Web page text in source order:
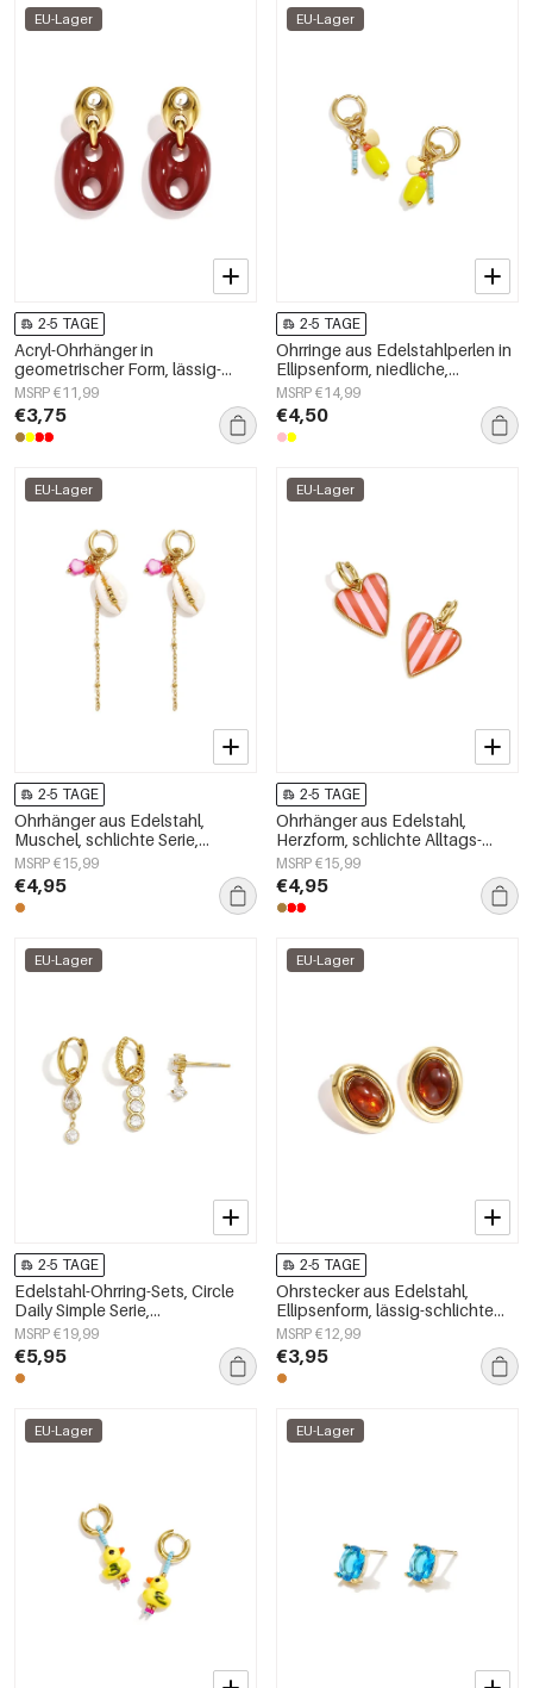
EU-Lager
2-5 TAGE
Acryl-Ohrhänger in
geometrischer Form, lässig-
schlichte Serie, Damenschmuck
MSRP €11,99
€3,75
EU-Lager
2-5 TAGE
Ohrringe aus Edelstahlperlen in
Ellipsenform, niedliche,
schlichte Alltags-Serie,
Damenschmuck
MSRP €14,99
€4,50
EU-Lager
2-5 TAGE
Ohrhänger aus Edelstahl,
Muschel, schlichte Serie,
Damenschmuck
MSRP €15,99
€4,95
EU-Lager
2-5 TAGE
Ohrhänger aus Edelstahl,
Herzform, schlichte Alltags-
Serie, Damenschmuck
MSRP €15,99
€4,95
EU-Lager
2-5 TAGE
Edelstahl-Ohrring-Sets, Circle
Daily Simple Serie,
Damenschmuck
MSRP €19,99
€5,95
EU-Lager
2-5 TAGE
Ohrstecker aus Edelstahl,
Ellipsenform, lässig-schlichte
Serie, Damenschmuck
MSRP €12,99
€3,95
EU-Lager EU-Lager